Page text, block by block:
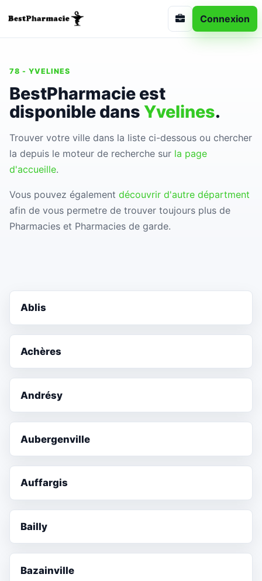
Connexion
78 - YVELINES
BestPharmacie est
disponible dans Yvelines.
Trouver votre ville dans la liste ci-dessous ou chercher
la depuis le moteur de recherche sur la page
d'accueille.
Vous pouvez également découvrir d'autre départment
afin de vous permetre de trouver toujours plus de
Pharmacies et Pharmacies de garde.
Ablis
Achères
Andrésy
Aubergenville
Auffargis
Bailly
Bazainville